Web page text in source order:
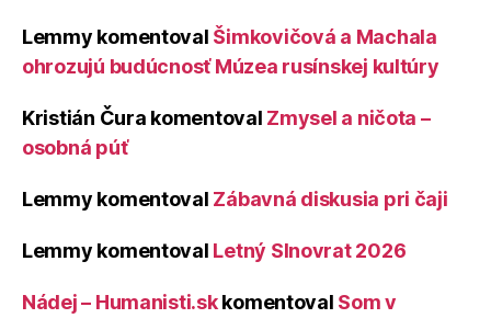
Lemmy komentoval Šimkovičová a Machala
ohrozujú budúcnosť Múzea rusínskej kultúry
Kristián Čura komentoval Zmysel a ničota –
osobná púť
Lemmy komentoval Zábavná diskusia pri čaji
Lemmy komentoval Letný Slnovrat 2026
Nádej – Humanisti.skkomentoval Som v